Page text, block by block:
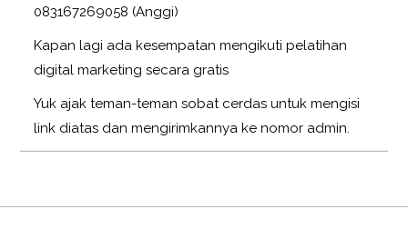
083167269058 (Anggi)
Kapan lagi ada kesempatan mengikuti pelatihan
digital marketing secara gratis
Yuk ajak teman-teman sobat cerdas untuk mengisi
link diatas dan mengirimkannya ke nomor admin.